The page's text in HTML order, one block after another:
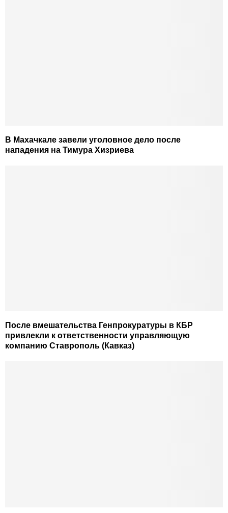
В Махачкале завели уголовное дело после
нападения на Тимура Хизриева
После вмешательства Генпрокуратуры в КБР
привлекли к ответственности управляющую
компанию Ставрополь (Кавказ)